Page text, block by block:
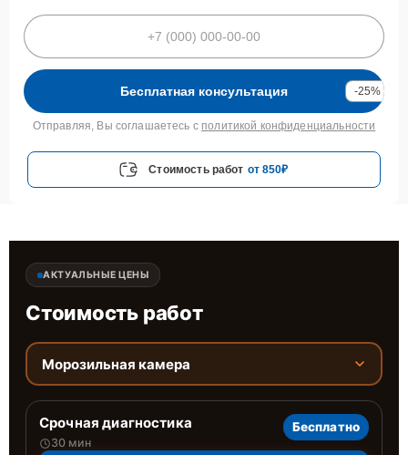
Бесплатная консультация -25%
Отправляя, Вы соглашаетесь с политикой конфиденциальности
Стоимость работ от 850₽
АКТУАЛЬНЫЕ ЦЕНЫ
Стоимость работ
Морозильная камера
Срочная диагностика
30 мин
Бесплатно